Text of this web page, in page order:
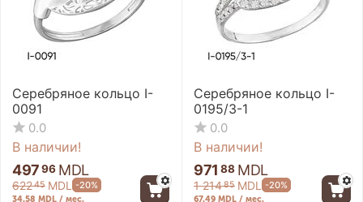
Серебряное кольцо I-
0091
0.0
В наличии!
49796 MDL
62245 MDL -20%
34.58 MDL / мес.
Серебряное кольцо I-
0195/3-1
0.0
В наличии!
971 88 MDL
1 21485 MDL -20%
67.49 MDL / мес.